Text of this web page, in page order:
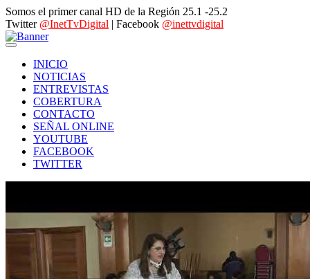
Somos el primer canal HD de la Región 25.1 -25.2
Twitter @InetTvDigital | Facebook @inettvdigital
INICIO
NOTICIAS
ENTREVISTAS
COBERTURA
CONTACTO
SEÑAL ONLINE
YOUTUBE
FACEBOOK
TWITTER